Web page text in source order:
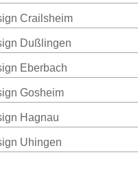
Crailsheim
Dußlingen
Eberbach
Gosheim
Hagnau
Uhingen